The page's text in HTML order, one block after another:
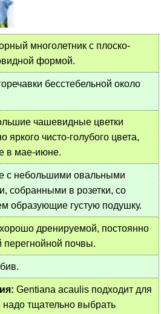
многолетник с плоско-
формой.
бесстебельной около
чашевидные цветки
яркого чисто-голубого цвета,
в мае-июне.
с небольшими овальными
собранными в розетки, со
образующие густую подушку.
дренируемой, постоянно
перегнойной почвы.
Gentiana acaulis подходит для
надо тщательно выбрать